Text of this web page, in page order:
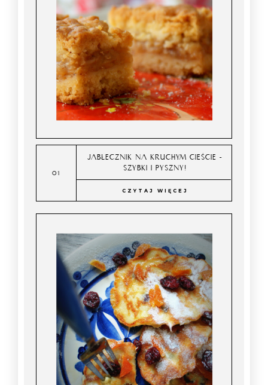
JABŁECZNIK NA KRUCHYM CIEŚCIE -
SZYBKI I PYSZNY!
CZYTAJ WIĘCEJ